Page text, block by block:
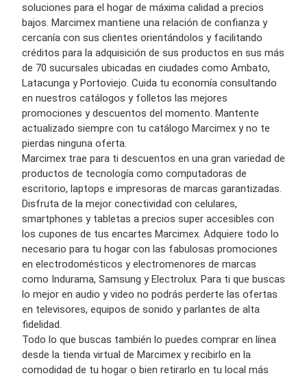
soluciones para el hogar de máxima calidad a precios
bajos. Marcimex mantiene una relación de confianza y
cercanía con sus clientes orientándolos y facilitando
créditos para la adquisición de sus productos en sus más
de 70 sucursales ubicadas en ciudades como Ambato,
Latacunga y Portoviejo. Cuida tu economía consultando
en nuestros catálogos y folletos las mejores
promociones y descuentos del momento. Mantente
actualizado siempre con tu catálogo Marcimex y no te
pierdas ninguna oferta.
Marcimex trae para ti descuentos en una gran variedad de
productos de tecnología como computadoras de
escritorio, laptops e impresoras de marcas garantizadas.
Disfruta de la mejor conectividad con celulares,
smartphones y tabletas a precios super accesibles con
los cupones de tus encartes Marcimex. Adquiere todo lo
necesario para tu hogar con las fabulosas promociones
en electrodomésticos y electromenores de marcas
como Indurama, Samsung y Electrolux. Para ti que buscas
lo mejor en audio y video no podrás perderte las ofertas
en televisores, equipos de sonido y parlantes de alta
fidelidad.
Todo lo que buscas también lo puedes comprar en línea
desde la tienda virtual de Marcimex y recibirlo en la
comodidad de tu hogar o bien retirarlo en tu local más